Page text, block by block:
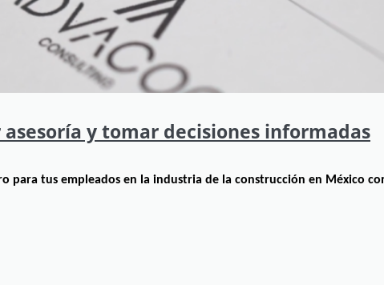
y tomar decisiones informadas
para tus empleados en la industria de la construcción en México